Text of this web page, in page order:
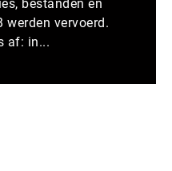
bestanden en
vervoerd.
af: in...